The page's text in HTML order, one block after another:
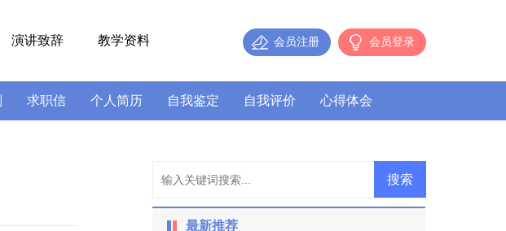
演讲致辞 教学资料 会员登录
会员注册
求职信 个人简历 自我鉴定 自我评价 心得体会
最新推荐